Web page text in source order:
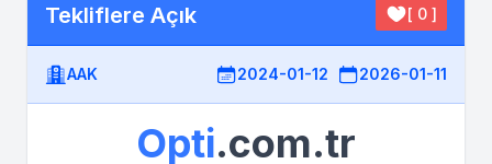
Tekliflere Açık [ 0 ]
AAK 2024-01-12 2026-01-11
Opti.com.tr